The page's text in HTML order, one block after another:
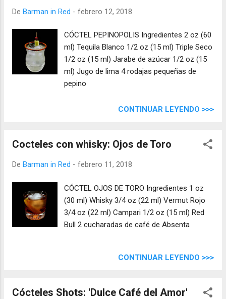
De Barman in Red - febrero 12, 2018
CÓCTEL PEPINOPOLIS Ingredientes 2 oz (60
ml) Tequila Blanco 1/2 oz (15 ml) Triple Seco
1/2 oz (15 ml) Jarabe de azúcar 1/2 oz (15
ml) Jugo de lima 4 rodajas pequeñas de
pepino
CONTINUAR LEYENDO >>>
Cocteles con whisky: Ojos de Toro
De Barman in Red - febrero 11, 2018
CÓCTEL OJOS DE TORO Ingredientes 1 oz
(30 ml) Whisky 3/4 oz (22 ml) Vermut Rojo
3/4 oz (22 ml) Campari 1/2 oz (15 ml) Red
Bull 2 cucharadas de café de Absenta
CONTINUAR LEYENDO >>>
Cócteles Shots: 'Dulce Café del Amor'